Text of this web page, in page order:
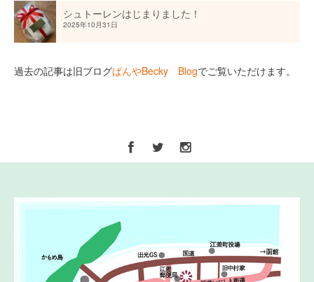
シュトーレンはじまりました！
2025年10月31日
過去の記事は旧ブログぱんやBecky Blogでご覧いただけます。